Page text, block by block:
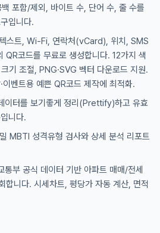
포함/제외, 바이트 수, 단어 수, 줄 수를
입니다.
스트, Wi-Fi, 연락처(vCard), 위치, SMS
QR코드를 무료로 생성합니다. 12가지 색
기 조절, PNG·SVG 벡터 다운로드 지원.
·이벤트용 예쁜 QR코드 제작에 최적화.
이터를 보기좋게 정리(Prettify)하고 유효
니다.
MBTI 성격유형 검사와 상세 분석 리포트
통부 공식 데이터 기반 아파트 매매/전세
합니다. 시세차트, 평당가 자동 계산, 면적